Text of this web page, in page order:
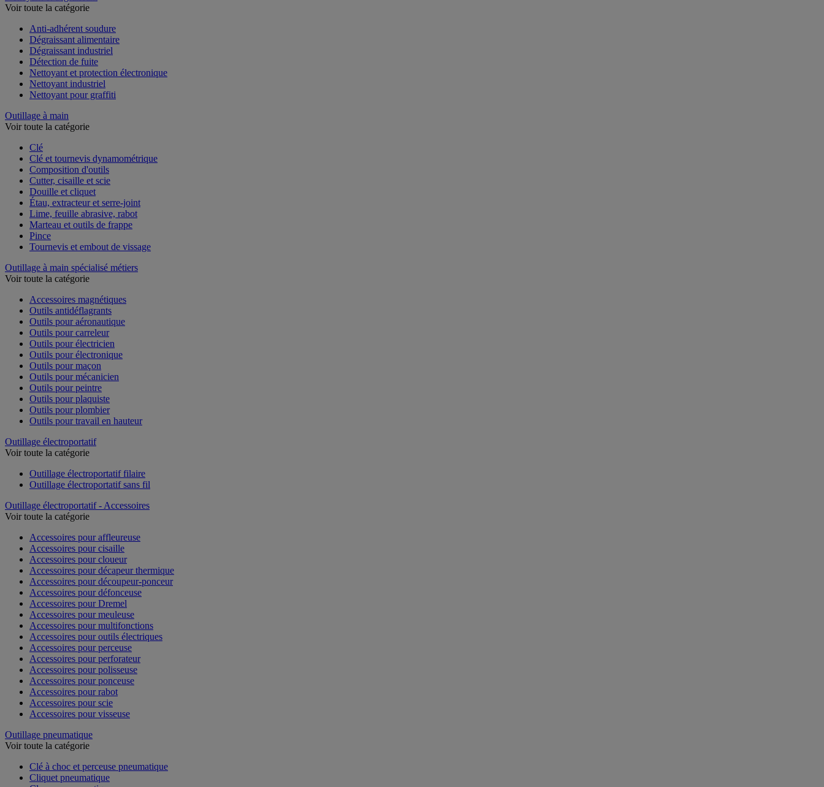
Nettoyant et dégraissant
Anti-adhérent soudure
Dégraissant alimentaire
Dégraissant industriel
Détection de fuite
Nettoyant et protection électronique
Nettoyant industriel
Outillage à main
Clé
Clé et tournevis dynamométrique
Composition d'outils
Cutter, cisaille et scie
Douille et cliquet
Étau, extracteur et serre-joint
Lime, feuille abrasive, rabot
Marteau et outils de frappe
Pince
Outillage à main spécialisé métiers
Accessoires magnétiques
Outils antidéflagrants
Outils pour aéronautique
Outils pour carreleur
Outils pour électricien
Outils pour électronique
Outils pour maçon
Outils pour mécanicien
Outils pour peintre
Outils pour plaquiste
Outils pour plombier
Outillage électroportatif
Outillage électroportatif filaire
Outillage électroportatif - Accessoires
Accessoires pour affleureuse
Accessoires pour cisaille
Accessoires pour cloueur
Accessoires pour décapeur thermique
Accessoires pour découpeur-ponceur
Accessoires pour défonceuse
Accessoires pour Dremel
Accessoires pour meuleuse
Accessoires pour multifonctions
Accessoires pour outils électriques
Accessoires pour perceuse
Accessoires pour perforateur
Accessoires pour polisseuse
Accessoires pour ponceuse
Accessoires pour rabot
Accessoires pour scie
Outillage pneumatique
Clé à choc et perceuse pneumatique